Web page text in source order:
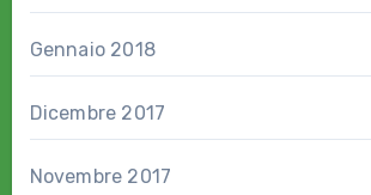
Gennaio 2018
Dicembre 2017
Novembre 2017